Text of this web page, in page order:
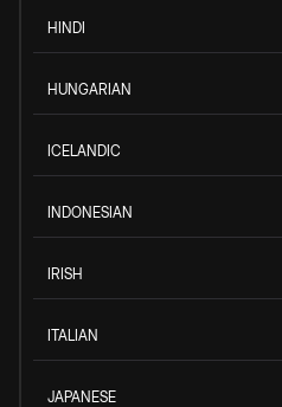
HINDI
HUNGARIAN
ICELANDIC
INDONESIAN
IRISH
ITALIAN
JAPANESE